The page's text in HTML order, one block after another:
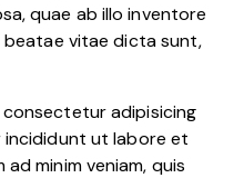
quae ab illo inventore
vitae dicta sunt,
adipisicing
ut labore et
minim veniam, quis